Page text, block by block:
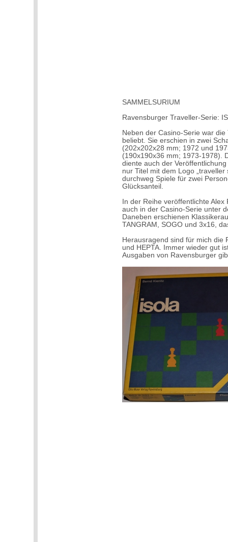
SAMMELSURIUM
Ravensburger Traveller-Serie:
Neben der Casino-Serie war
beliebt. Sie erschien in zwei
(202x202x28 mm; 1972 und
(190x190x36 mm; 1973-1978).
diente auch der
nur Titel mit dem Logo
durchweg Spiele für zwei
Glücksanteil.
In der Reihe veröffentlichte
auch in der Casino-Serie unter
Daneben erschienen
TANGRAM, SOGO und 3x16,
Herausragend sind für mich die
und HEPTA. Immer wieder gut
Ausgaben von Ravensburger